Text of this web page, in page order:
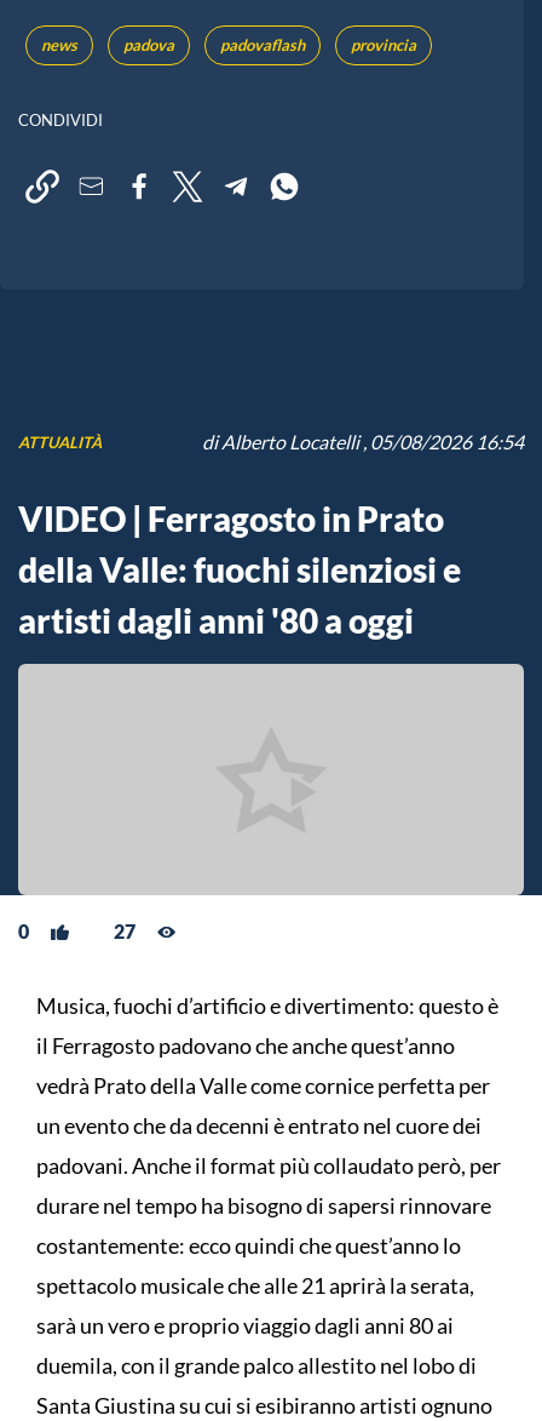
news padova padovaflash provincia
CONDIVIDI
ATTUALITÀ diAlberto Locatelli, 05/08/2026 16:54
VIDEO | Ferragosto in Prato
della Valle: fuochi silenziosi e
artisti dagli anni '80 a oggi
0 27
Musica, fuochi d’artificio e divertimento: questo è
il Ferragosto padovano che anche quest’anno
vedrà Prato della Valle come cornice perfetta per
un evento che da decenni è entrato nel cuore dei
padovani. Anche il format più collaudato però, per
durare nel tempo ha bisogno di sapersi rinnovare
costantemente: ecco quindi che quest’anno lo
spettacolo musicale che alle 21 aprirà la serata,
sarà un vero e proprio viaggio dagli anni 80 ai
duemila, con il grande palco allestito nel lobo di
Santa Giustina su cui si esibiranno artisti ognuno